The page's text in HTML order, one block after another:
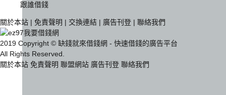
跟誰借錢
關於本站 | 免責聲明 | 交換連結 | 廣告刊登 | 聯絡我們
2019 Copyright © 缺錢就來借錢網 - 快速借錢的廣告平台
All Rights Reserved.
關於本站 免責聲明 聯盟網站 廣告刊登 聯絡我們